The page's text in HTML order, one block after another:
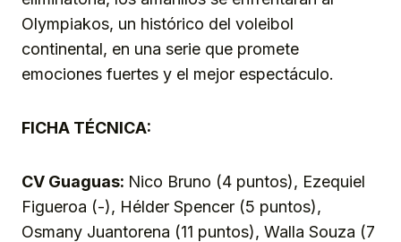
Olympiakos, un histórico del voleibol
continental, en una serie que promete
emociones fuertes y el mejor espectáculo.
FICHA TÉCNICA:
CV Guaguas: Nico Bruno (4 puntos), Ezequiel
Figueroa (-), Hélder Spencer (5 puntos),
Osmany Juantorena (11 puntos), Walla Souza (7